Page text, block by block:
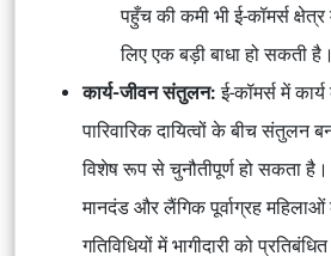
पहुँच की कमी भी ई-कॉमर्स क्षेत्र
लिए एक बड़ी बाधा हो सकती है।
कार्य-जीवन संतुलन: ई-कॉमर्स में
पारिवारिक दायित्वों के बीच संतुलन
विशेष रूप से चुनौतीपूर्ण हो सकता
मानदंड और लैंगिक पूर्वाग्रह महिलाओं
गतिविधियों में भागीदारी को